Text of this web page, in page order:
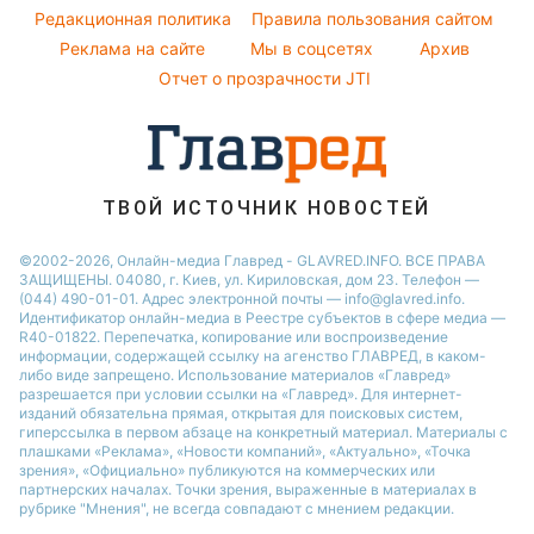
Новости Черкассы
София Ротару
Ольга Сумская
Уборка
Авто
Редакционная политика
Правила пользования сайтом
Реклама на сайте
Мы в соцсетях
Архив
Отчет о прозрачности JTI
ТВОЙ ИСТОЧНИК НОВОСТЕЙ
©2002-2026, Онлайн-медиа Главред - GLAVRED.INFO. ВСЕ ПРАВА
ЗАЩИЩЕНЫ. 04080, г. Киев, ул. Кириловская, дом 23. Телефон —
(044) 490-01-01. Адрес электронной почты — info@glavred.info.
Идентификатор онлайн-медиа в Реестре cубъектов в сфере медиа —
R40-01822. Перепечатка, копирование или воспроизведение
информации, содержащей ссылку на агенство ГЛАВРЕД, в каком-
либо виде запрещено. Использование материалов «Главред»
разрешается при условии ссылки на «Главред». Для интернет-
изданий обязательна прямая, открытая для поисковых систем,
гиперссылка в первом абзаце на конкретный материал. Материалы с
плашками «Реклама», «Новости компаний», «Актуально», «Точка
зрения», «Официально» публикуются на коммерческих или
партнерских началах. Точки зрения, выраженные в материалах в
рубрике "Мнения", не всегда совпадают с мнением редакции.